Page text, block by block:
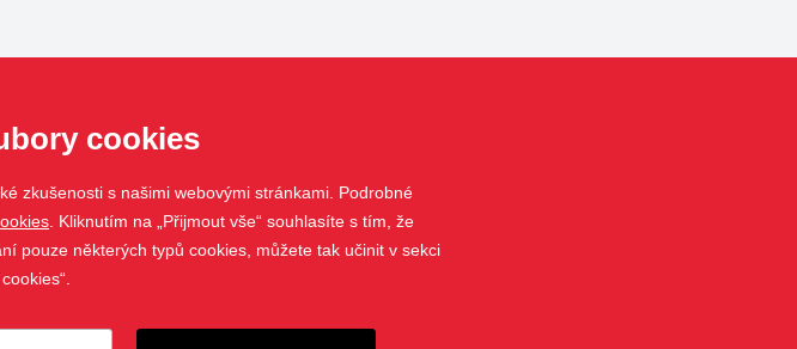
cookies
zkušenosti s našimi webovými stránkami. Podrobné
. Kliknutím na „Přijmout vše“ souhlasíte s tím, že
pouze některých typů cookies, můžete tak učinit v sekci